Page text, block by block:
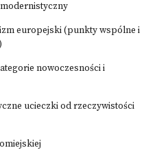
europejski (punkty wspólne i
nowoczesności i
ucieczki od rzeczywistości